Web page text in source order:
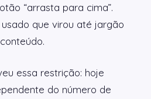
“arrasta para cima”.
que virou até jargão
essa restrição: hoje
do número de